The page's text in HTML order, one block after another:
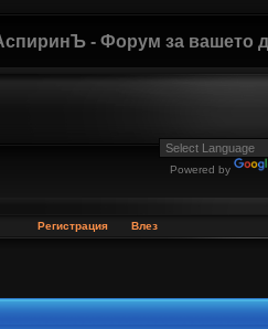
- Форум за вашето
Powered by
Регистрация
Влез